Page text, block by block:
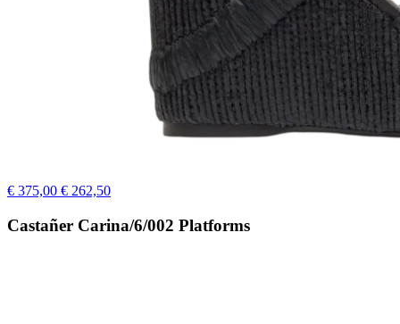
€ 375,00 € 262,50
Castañer Carina/6/002 Platforms